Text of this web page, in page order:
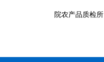
院农产品质检所